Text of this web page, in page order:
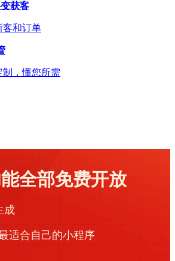
获客
客和订单
制，懂您所需
全部免费开放
成
适合自己的小程序